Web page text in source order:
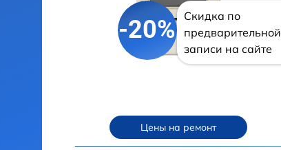
-20%
Скидка по
предварительной
записи на сайте
Цены на ремонт